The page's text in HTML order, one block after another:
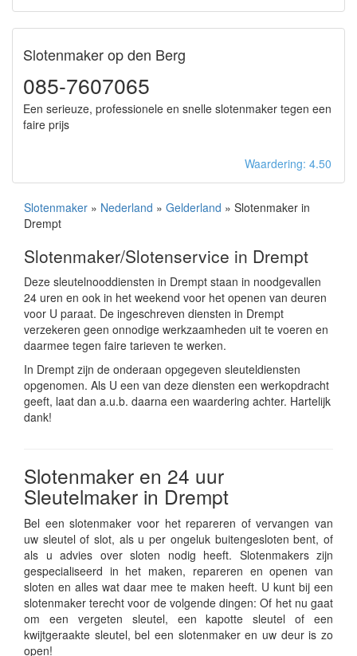
Slotenmaker op den Berg
085-7607065
Een serieuze, professionele en snelle slotenmaker tegen een
faire prijs
Waardering: 4.50
Slotenmaker » Nederland » Gelderland » Slotenmaker in
Drempt
Slotenmaker/Slotenservice in Drempt
Deze sleutelnooddiensten in Drempt staan in noodgevallen
24 uren en ook in het weekend voor het openen van deuren
voor U paraat. De ingeschreven diensten in Drempt
verzekeren geen onnodige werkzaamheden uit te voeren en
daarmee tegen faire tarieven te werken.
In Drempt zijn de onderaan opgegeven sleuteldiensten
opgenomen. Als U een van deze diensten een werkopdracht
geeft, laat dan a.u.b. daarna een waardering achter. Hartelijk
dank!
Slotenmaker en 24 uur
Sleutelmaker in Drempt
Bel een slotenmaker voor het repareren of vervangen van
uw sleutel of slot, als u per ongeluk buitengesloten bent, of
als u advies over sloten nodig heeft. Slotenmakers zijn
gespecialiseerd in het maken, repareren en openen van
sloten en alles wat daar mee te maken heeft. U kunt bij een
slotenmaker terecht voor de volgende dingen: Of het nu gaat
om een vergeten sleutel, een kapotte sleutel of een
kwijtgeraakte sleutel, bel een slotenmaker en uw deur is zo
open!